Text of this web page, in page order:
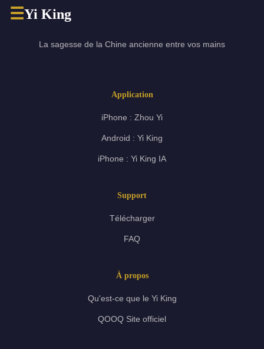
☰Yi King
La sagesse de la Chine ancienne entre vos mains
Application
iPhone : Zhou Yi
Android : Yi King
iPhone : Yi King IA
Support
Télécharger
FAQ
À propos
Qu'est-ce que le Yi King
QOOQ Site officiel